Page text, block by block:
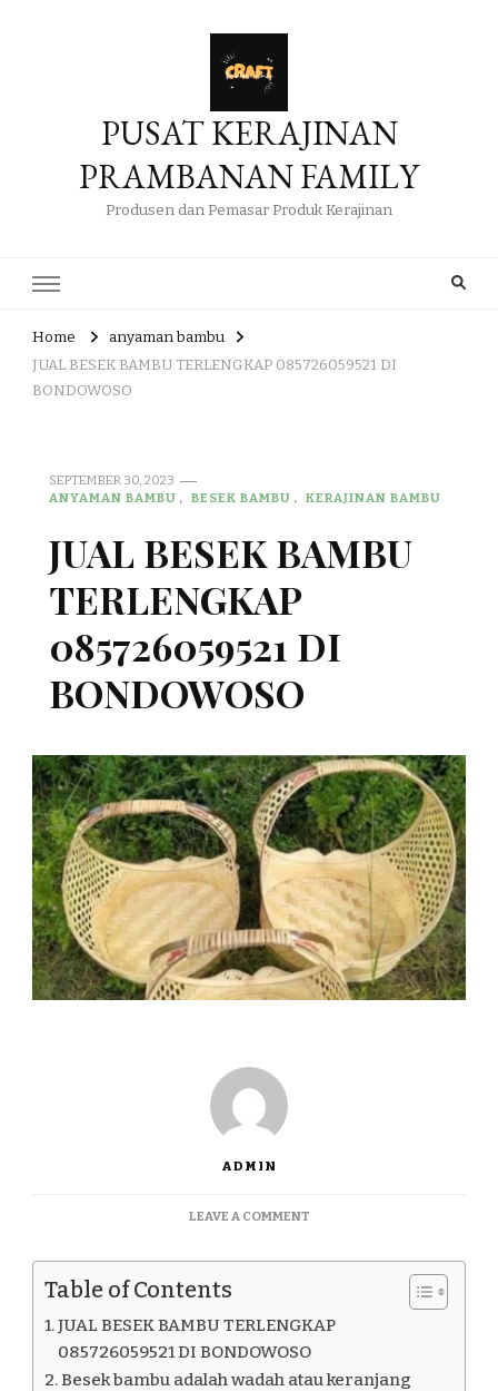
PUSAT KERAJINAN
PRAMBANAN FAMILY
Produsen dan Pemasar Produk Kerajinan
Home
anyaman bambu
JUAL BESEK BAMBU TERLENGKAP 085726059521 DI
BONDOWOSO
SEPTEMBER 30, 2023
ANYAMAN BAMBU
BESEK BAMBU KERAJINAN BAMBU
JUAL BESEK BAMBU
TERLENGKAP
085726059521 DI
BONDOWOSO
ADMIN
LEAVE A COMMENTON
085726059521
BONDOWOSO
Table of Contents
JUAL BESEK BAMBU TERLENGKAP
085726059521 DI BONDOWOSO
Besek bambu adalah wadah atau keranjang